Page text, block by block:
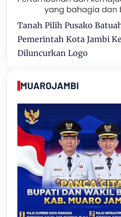
Tanah Pilih Pusako
Pemerintah Kota Jambi
Diluncurkan Logo
MUAROJAMBI